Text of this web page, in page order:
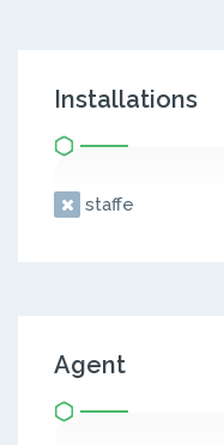
Installations
staffe
Agent